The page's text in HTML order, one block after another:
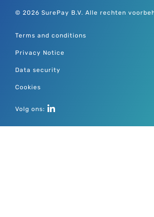
© 2026 SurePay B.V. Alle rechten
Terms and conditions
Privacy Notice
Data security
Cookies
Volg ons: